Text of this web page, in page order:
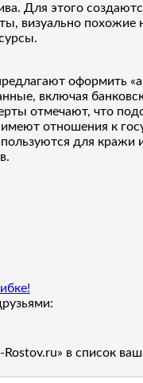
Для этого
визуально похожие
оформить
включая
отмечают, что
отношения к
для кражи
в список